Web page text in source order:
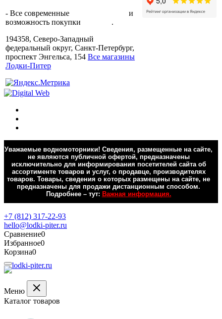
- Все современные
и
возможность покупки
.
194358, Северо-Западный
федеральный округ, Санкт-Петербург,
проспект Энгельса, 154 Все магазины
Лодки-Питер
Уважаемые водномоторники! Сведения, размещенные на сайте,
не являются публичной офертой, предназначены
исключительно для информирования посетителей сайта об
ассортименте товаров и услуг, о продавце, производителях
товаров. Товары, сведения о которых размещены на сайте, не
предназначены для продажи дистанционным способом.
Подробнее – тут: Важная информация.
+7 (812) 317-22-93
hello@lodki-piter.ru
Сравнение0
Избранное0
Корзина0
Меню
Каталог товаров